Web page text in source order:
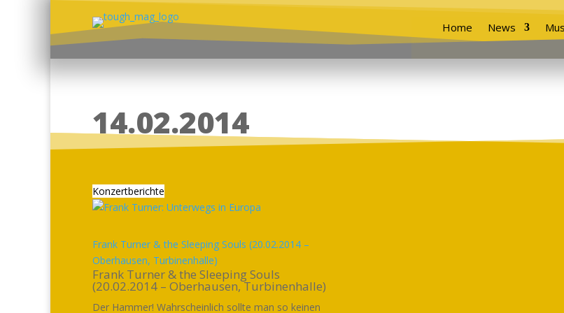
Home News
14.02.2014
Konzertberichte
Frank Turner & the Sleeping Souls (20.02.2014 –
Oberhausen, Turbinenhalle)
Frank Turner & the Sleeping Souls
(20.02.2014 – Oberhausen, Turbinenhalle)
Der Hammer! Wahrscheinlich sollte man so keinen